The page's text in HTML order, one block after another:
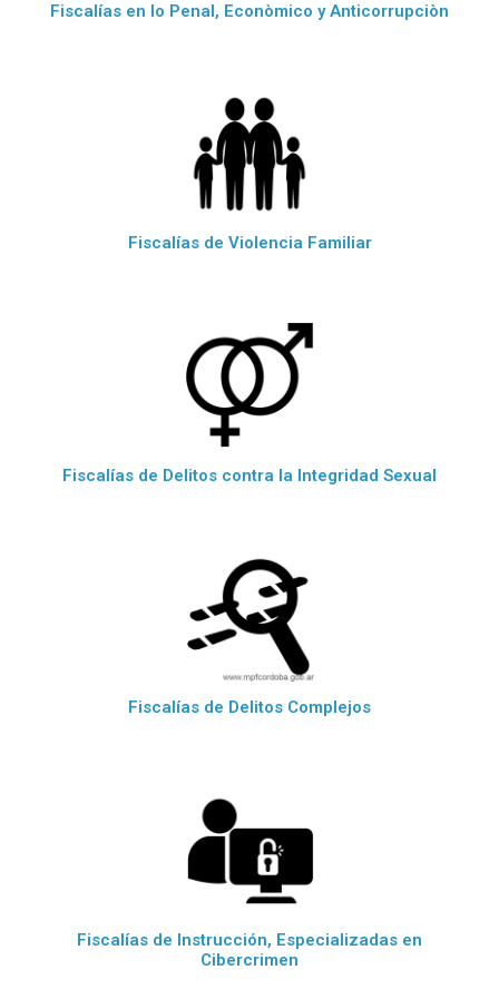
Fiscalías en lo Penal, Econòmico y Anticorrupciòn
Fiscalías de Violencia Familiar
Fiscalías de Delitos contra la Integridad Sexual
Fiscalías de Delitos Complejos
Fiscalías de Instrucción, Especializadas en
Cibercrimen